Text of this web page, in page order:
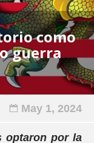
como
guerra
May 1, 2024
optaron por la